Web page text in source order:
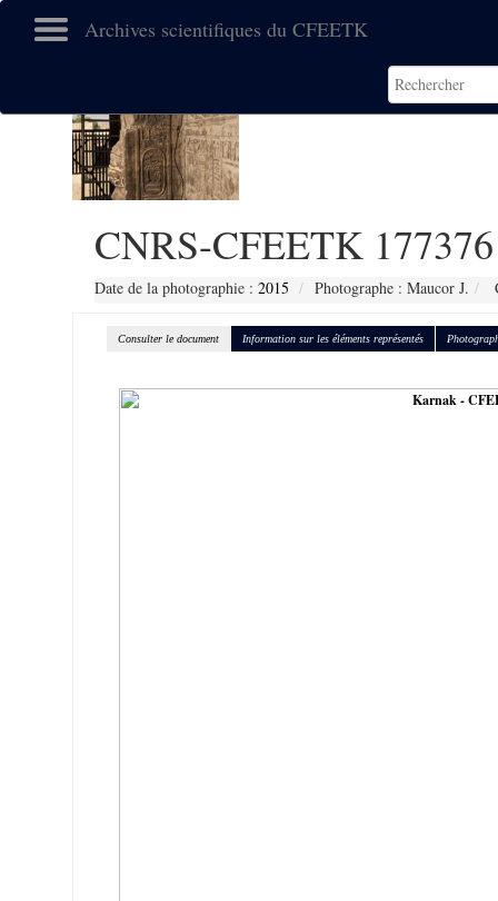
Archives scientifiques du CFEETK
CNRS-CFEETK 177376
Date de la photographie : 2015 Photographe : Maucor J.
Consulter le document Information sur les éléments représentés